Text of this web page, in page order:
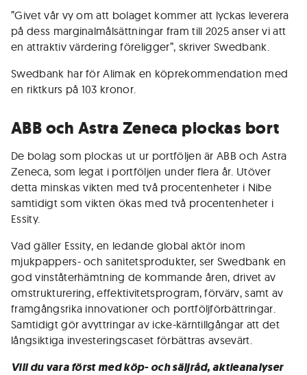
”Givet vår vy om att bolaget kommer att lyckas leverera
på dess marginalmålsättningar fram till 2025 anser vi att
en attraktiv värdering föreligger”, skriver Swedbank.
Swedbank har för Alimak en köprekommendation med
en riktkurs på 103 kronor.
ABB och Astra Zeneca plockas bort
De bolag som plockas ut ur portföljen är ABB och Astra
Zeneca, som legat i portföljen under flera år. Utöver
detta minskas vikten med två procentenheter i Nibe
samtidigt som vikten ökas med två procentenheter i
Essity.
Vad gäller Essity, en ledande global aktör inom
mjukpappers- och sanitetsprodukter, ser Swedbank en
god vinståterhämtning de kommande åren, drivet av
omstrukturering, effektivitetsprogram, förvärv, samt av
framgångsrika innovationer och portföljförbättringar.
Samtidigt gör avyttringar av icke-kärntillgångar att det
långsiktiga investeringscaset förbättras avsevärt.
Vill du vara först med köp- och säljråd, aktieanalyser